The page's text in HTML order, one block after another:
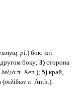
pl.) бок: ἐπὶ
боку; 3)сторона
π. Xen.); 5)край,
π. Anth.).